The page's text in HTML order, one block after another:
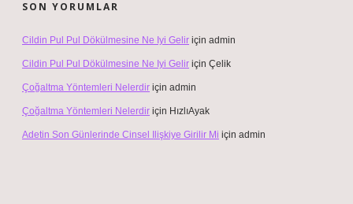
SON YORUMLAR
Cildin Pul Pul Dökülmesine Ne Iyi Gelir için admin
Cildin Pul Pul Dökülmesine Ne Iyi Gelir için Çelik
Çoğaltma Yöntemleri Nelerdir için admin
Çoğaltma Yöntemleri Nelerdir için HızlıAyak
Adetin Son Günlerinde Cinsel Ilişkiye Girilir Mi için admin